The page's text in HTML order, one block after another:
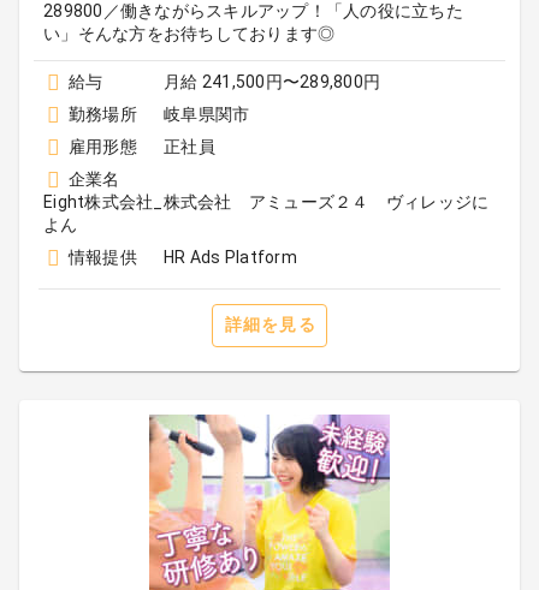
289800／働きながらスキルアップ！「人の役に立ちた
い」そんな方をお待ちしております◎
給与
月給 241,500円〜289,800円
勤務場所
岐阜県関市
雇用形態
正社員
企業名
Eight株式会社_株式会社 アミューズ２４ ヴィレッジに
よん
情報提供
HR Ads Platform
詳細を見る